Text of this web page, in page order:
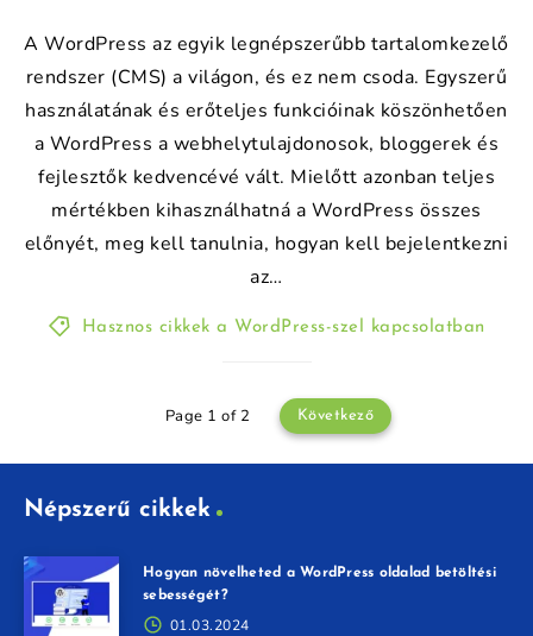
A WordPress az egyik legnépszerűbb tartalomkezelő
rendszer (CMS) a világon, és ez nem csoda. Egyszerű
használatának és erőteljes funkcióinak köszönhetően
a WordPress a webhelytulajdonosok, bloggerek és
fejlesztők kedvencévé vált. Mielőtt azonban teljes
mértékben kihasználhatná a WordPress összes
előnyét, meg kell tanulnia, hogyan kell bejelentkezni
az…
Hasznos cikkek a WordPress-szel kapcsolatban
Page 1 of 2 Következő
Népszerű cikkek
Hogyan növelheted a WordPress oldalad betöltési
sebességét?
01.03.2024